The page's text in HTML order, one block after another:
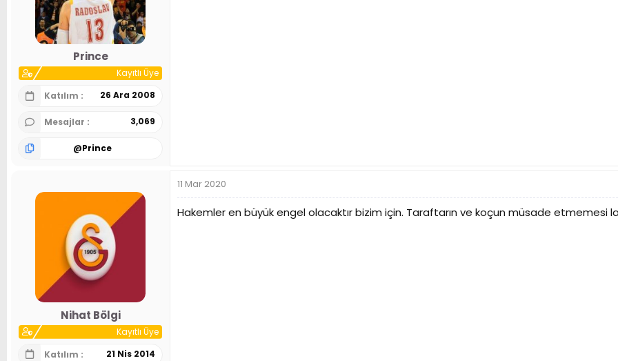
Prince
Kayıtlı Üye
Katılım
26 Ara 2008
Mesajlar 3,069
@Prince
Nihat Bölgi
Kayıtlı Üye
Katılım
21 Nis 2014
11 Mar 2020
Hakemler en büyük engel olacaktır bizim için. Taraftarın ve koçun müsade etmemesi